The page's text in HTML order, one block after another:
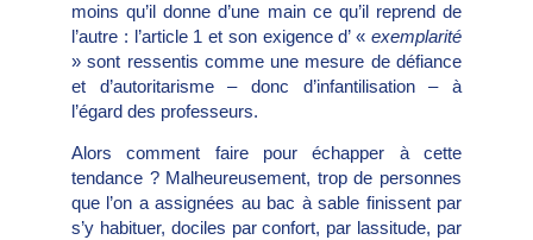
moins qu’il donne d’une main ce qu’il reprend de
l’autre : l’article 1 et son exigence d’ « exemplarité
» sont ressentis comme une mesure de défiance
et d’autoritarisme – donc d’infantilisation – à
l’égard des professeurs.
Alors comment faire pour échapper à cette
tendance ? Malheureusement, trop de personnes
que l’on a assignées au bac à sable finissent par
s’y habituer, dociles par confort, par lassitude, par